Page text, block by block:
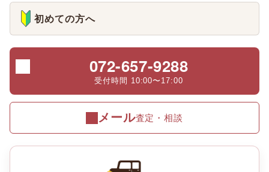
初めての方へ
072-657-9288
受付時間 10:00〜17:00
メール査定・相談